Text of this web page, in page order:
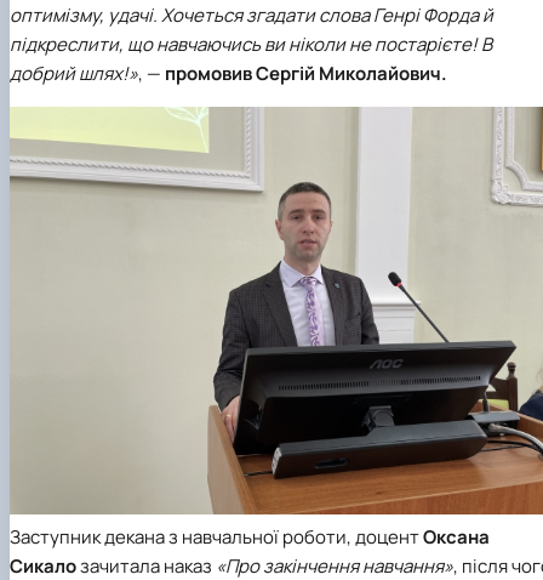
оптимізму, удачі. Хочеться згадати слова Генрі Форда й
підкреслити, що навчаючись ви ніколи не постарієте! В
добрий шлях!», — промовив Сергій Миколайович.
Заступник декана з навчальної роботи, доцентОксана
Сикалозачитала наказ «Про закінчення навчання», після